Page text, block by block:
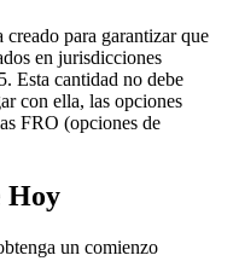
creado para garantizar que
en jurisdicciones
Esta cantidad no debe
con ella, las opciones
FRO (opciones de
Hoy
un comienzo